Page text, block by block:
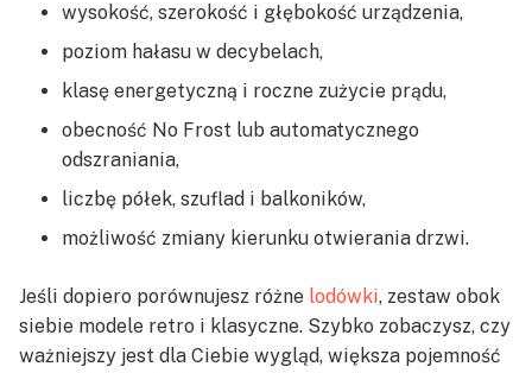
wysokość, szerokość i głębokość urządzenia,
poziom hałasu w decybelach,
klasę energetyczną i roczne zużycie prądu,
obecność No Frost lub automatycznego
odszraniania,
liczbę półek, szuflad i balkoników,
możliwość zmiany kierunku otwierania drzwi.
Jeśli dopiero porównujesz różne lodówki, zestaw obok
siebie modele retro i klasyczne. Szybko zobaczysz, czy
ważniejszy jest dla Ciebie wygląd, większa pojemność